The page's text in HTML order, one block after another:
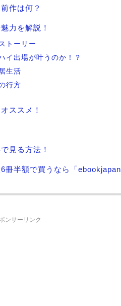
作は何？
力を解説！
トーリー
イ出場が叶うのか！？
生活
行方
ススメ！
見る方法！
冊半額で買うなら「ebookjapan
ンサーリンク